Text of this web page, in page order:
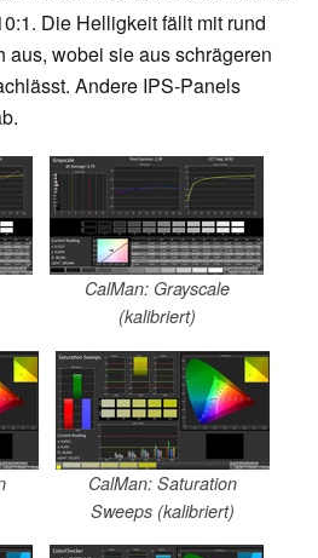
Die Helligkeit fällt mit rund
aus, wobei sie aus schrägeren
Andere IPS-Panels
CalMan: Grayscale
(kalibriert)
CalMan: Saturation
Sweeps (kalibriert)